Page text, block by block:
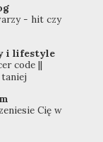
- hit czy
i lifestyle
code ||
Cię w